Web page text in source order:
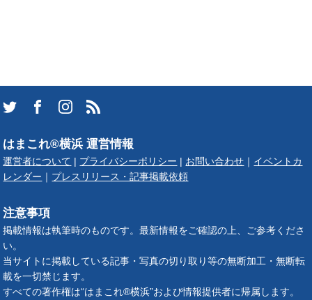
はまこれ®横浜 運営情報
運営者について | プライバシーポリシー | お問い合わせ ｜ イベントカ
レンダー ｜ プレスリリース・記事掲載依頼
注意事項
掲載情報は執筆時のものです。最新情報をご確認の上、ご参考くださ
い。
当サイトに掲載している記事・写真の切り取り等の無断加工・無断転
載を一切禁じます。
すべての著作権は“はまこれ®横浜”および情報提供者に帰属します。